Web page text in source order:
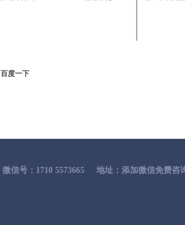
百度一下
微信号：1710 5573665 地址：添加微信免费咨